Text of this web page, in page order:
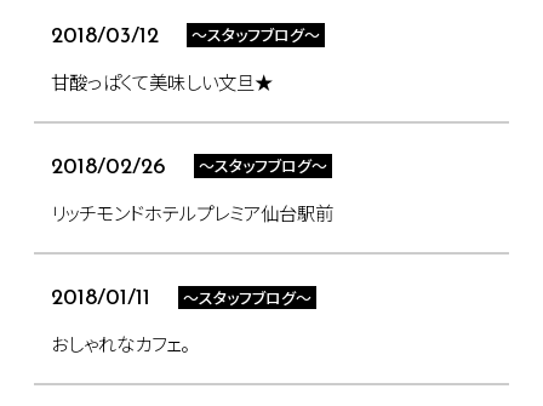
2018/03/12 ～スタッフブログ～
甘酸っぱくて美味しい文旦★
2018/02/26 ～スタッフブログ～
リッチモンドホテルプレミア仙台駅前
2018/01/11 ～スタッフブログ～
おしゃれなカフェ。